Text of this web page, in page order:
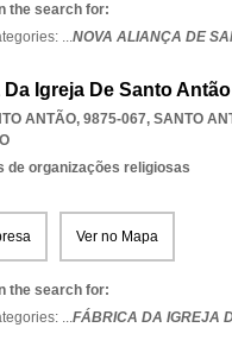
the search for:
...NOVA ALIANÇA DE
Da Igreja De Santo
ANTÃO, 9875-067, SANTO
de organizações religiosas
Ver no Mapa
the search for:
...FÁBRICA DA IGREJA